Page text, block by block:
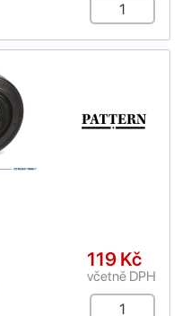
119 Kč
včetně DPH